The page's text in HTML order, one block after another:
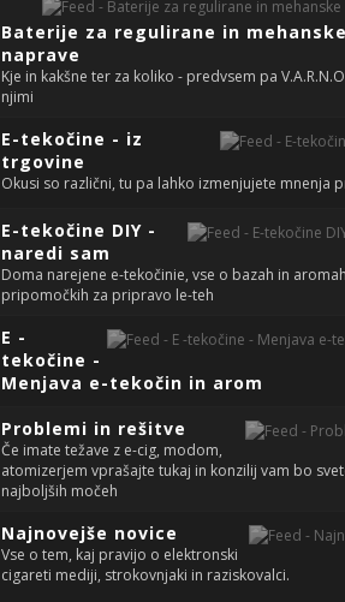
Baterije za regulirane in
naprave
Kje in kakšne ter za koliko - predvsem pa
njimi
E-tekočine - iz
trgovine
Okusi so različni, tu pa lahko izmenjujete mnenja
E-tekočine DIY -
naredi sam
Doma narejene e-tekočinie, vse o bazah in
pripomočkih za pripravo le-teh
E -
tekočine -
Menjava e-tekočin in arom
Problemi in rešitve
Če imate težave z e-cig, modom,
atomizerjem vprašajte tukaj in konzilij vam bo
najboljših močeh
Najnovejše novice
Vse o tem, kaj pravijo o elektronski
cigareti mediji, strokovnjaki in raziskovalci.